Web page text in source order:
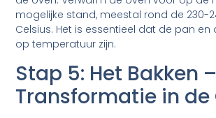
mogelijke stand, meestal rond de 230-
Celsius. Het is essentieel dat de pan
op temperatuur zijn.
Stap 5: Het Bakken
Transformatie in de